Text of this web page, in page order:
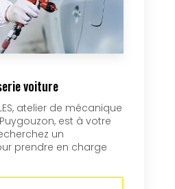
voiture
atelier de mécanique
est à votre
un
prendre en charge